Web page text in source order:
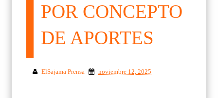
POR CONCEPTO
DE APORTES
ElSajama Prensa noviembre 12, 2025